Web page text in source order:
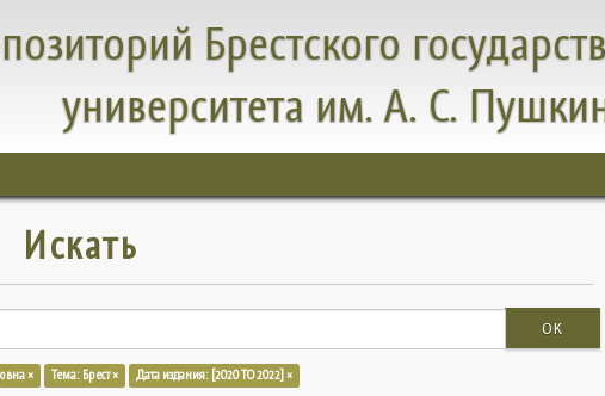
Брестского
университета им. А. С.
Искать
OK
× Тема: Брест × Дата издания: [2020 TO 2022] ×